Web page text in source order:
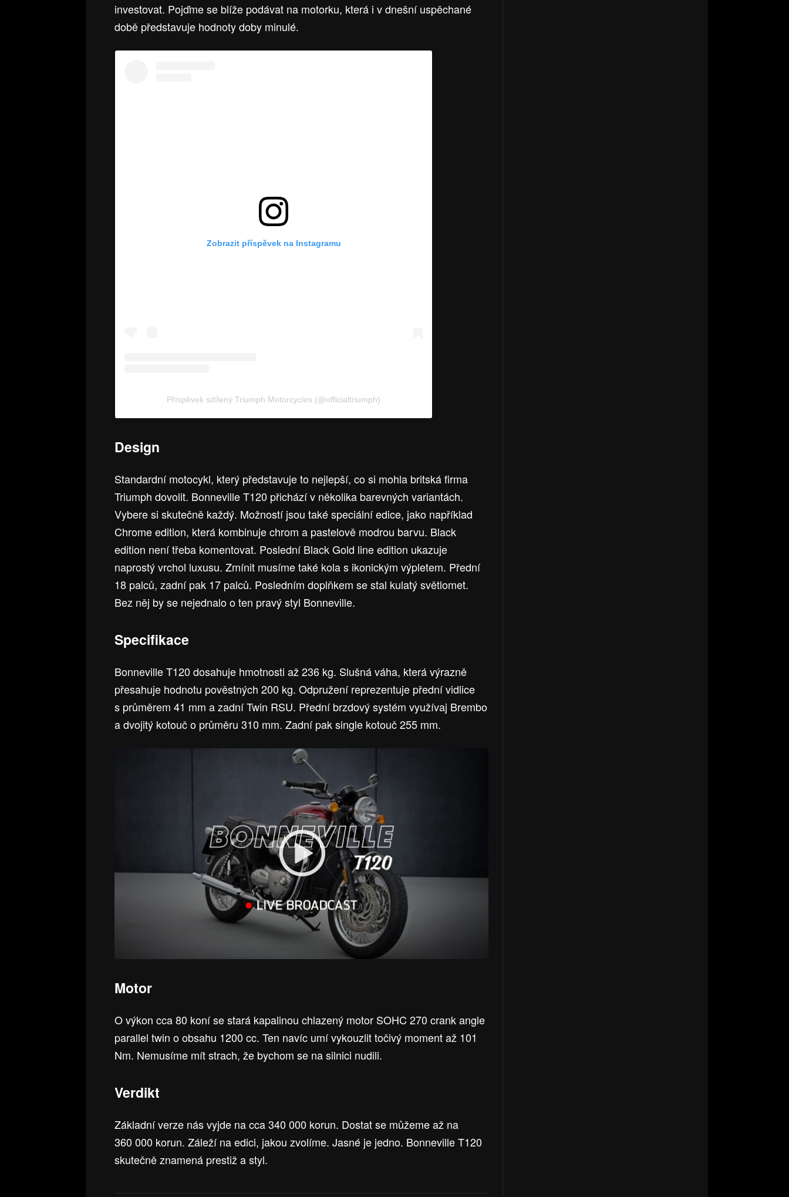
investovat. Pojďme se blíže podávat na motorku, která i v dnešní uspěchané
době představuje hodnoty doby minulé.
Zobrazit příspěvek na Instagramu
Příspěvek sdílený Triumph Motorcycles (@officialtriumph)
Design
Standardní motocykl, který představuje to nejlepší, co si mohla britská firma
Triumph dovolit. Bonneville T120 přichází v několika barevných variantách.
Vybere si skutečně každý. Možností jsou také speciální edice, jako například
Chrome edition, která kombinuje chrom a pastelově modrou barvu. Black
edition není třeba komentovat. Poslední Black Gold line edition ukazuje
naprostý vrchol luxusu. Zmínit musíme také kola s ikonickým výpletem. Přední
18 palců, zadní pak 17 palců. Posledním doplňkem se stal kulatý světlomet.
Bez něj by se nejednalo o ten pravý styl Bonneville.
Specifikace
Bonneville T120 dosahuje hmotnosti až 236 kg. Slušná váha, která výrazně
přesahuje hodnotu pověstných 200 kg. Odpružení reprezentuje přední vidlice
s průměrem 41 mm a zadní Twin RSU. Přední brzdový systém využívaj Brembo
a dvojitý kotouč o průměru 310 mm. Zadní pak single kotouč 255 mm.
Motor
O výkon cca 80 koní se stará kapalinou chlazený motor SOHC 270 crank angle
parallel twin o obsahu 1200 cc. Ten navíc umí vykouzlit točivý moment až 101
Nm. Nemusíme mít strach, že bychom se na silnici nudili.
Verdikt
Základní verze nás vyjde na cca 340 000 korun. Dostat se můžeme až na
360 000 korun. Záleží na edici, jakou zvolíme. Jasné je jedno. Bonneville T120
skutečně znamená prestiž a styl.